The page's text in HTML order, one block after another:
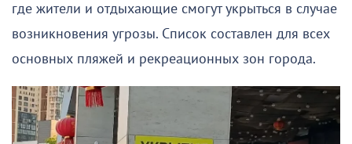
где жители и отдыхающие смогут укрыться в случае
возникновения угрозы. Список составлен для всех
основных пляжей и рекреационных зон города.